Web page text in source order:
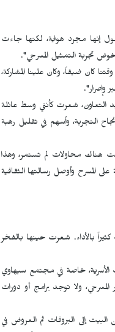
إنها مجرد هواية، لكنها جاءت
تجربة التمثيل المسرحي".
كان ضيقاً، وكان علينا المشاركة،
وإصرار".
التعاون، شعرت كأنني وسط عائلة
التجربة، وأسهم في تقليل رهبة
هناك محاولات لم تستمر، وهذا
المسرح وأوصل رسالتها الثقافية
بالأداء. شعرت حينها بالفخر
الأسرية، خاصة في مجتمع سبهاوي
ولا توجد برامج أو دورات
إلى البروفات ثم العروض في